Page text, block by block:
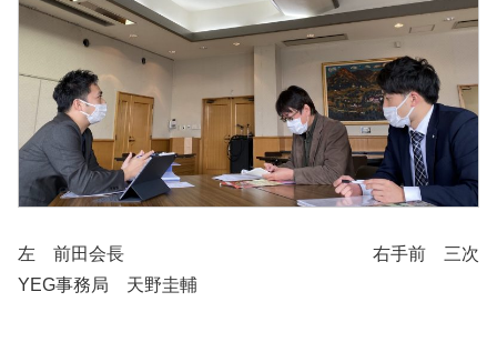
左 前田会長 右手前 三次
YEG事務局 天野圭輔